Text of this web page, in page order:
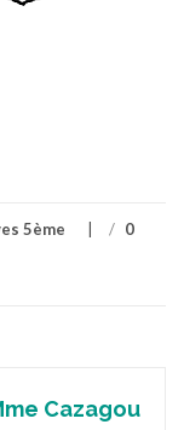
5ème / 0
Cazagou